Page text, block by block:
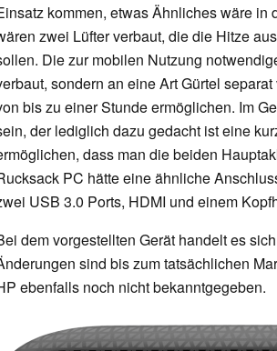
kommen, etwas Ähnliches wäre
zwei Lüfter verbaut, die die Hitze
Die zur mobilen Nutzung
sondern an eine Art Gürtel
bis zu einer Stunde ermöglichen. Im
der lediglich dazu gedacht ist eine
dass man die beiden
PC hätte eine ähnliche
USB 3.0 Ports, HDMI und einem
dem vorgestellten Gerät handelt es
sind bis zum tatsächlichen
ebenfalls noch nicht bekanntgegeben.